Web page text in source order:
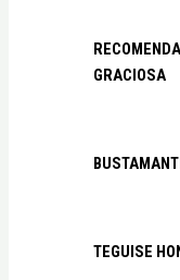
GRACIOSA
TEGUISE